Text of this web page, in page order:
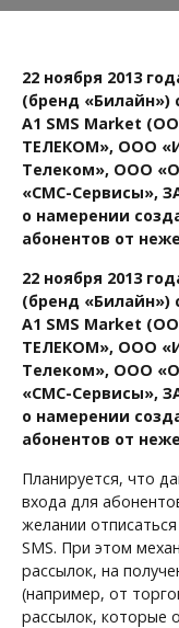
22 ноября 2013
(бренд «Билайн»)
A1 SMS Market
ТЕЛЕКОМ», ООО
Телеком», ООО
«СМС-Сервисы»,
о намерении
абонентов от
22 ноября 2013
(бренд «Билайн»)
A1 SMS Market
ТЕЛЕКОМ», ООО
Телеком», ООО
«СМС-Сервисы»,
о намерении
абонентов от
Планируется, что
входа для
желании
SMS. При этом
рассылок, на
(например, от
рассылок, которые